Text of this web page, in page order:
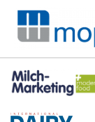
Zum
Inhalt
springen